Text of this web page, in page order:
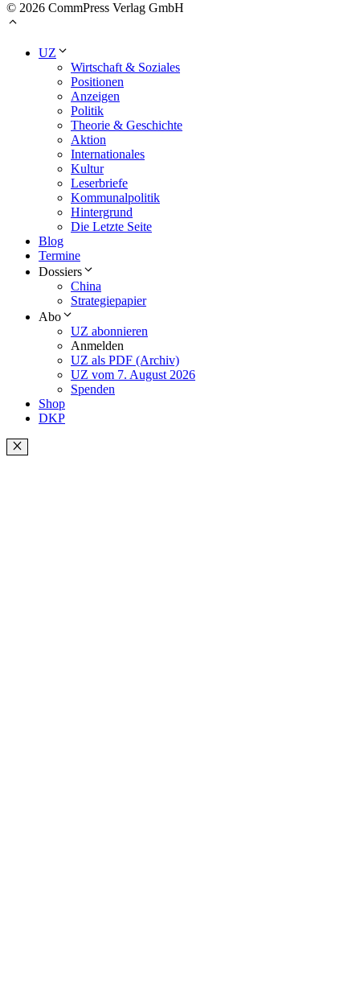
© 2026 CommPress Verlag GmbH
UZ
Wirtschaft & Soziales
Positionen
Anzeigen
Politik
Theorie & Geschichte
Aktion
Internationales
Kultur
Leserbriefe
Kommunalpolitik
Hintergrund
Die Letzte Seite
Blog
Termine
Dossiers
China
Strategiepapier
Abo
UZ abonnieren
Anmelden
UZ als PDF (Archiv)
UZ vom 7. August 2026
Spenden
Shop
DKP
Schließen